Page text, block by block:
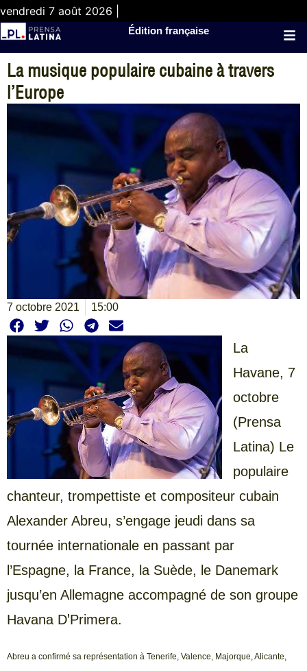
vendredi 7 août 2026 |
Édition française
La musique populaire cubaine à travers
l’Europe
7 octobre 2021 15:00
La
Havane, 7
octobre
(Prensa
Latina) Le
populaire
chanteur, trompettiste et compositeur cubain
Alexander Abreu, s’engage jeudi dans sa
tournée internationale en passant par
l’Espagne, la France, la Suède, le Danemark
jusqu’en Allemagne accompagné de son groupe
Havana DꞌPrimera.
Abreu a confirmé sa représentation à Tenerife, Valence, Majorque, Alicante,